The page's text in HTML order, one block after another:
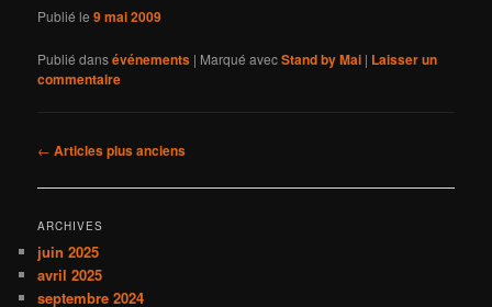
Publié le9 mai 2009
Publié dansévénements | Marqué avecStand by Mai | Laisser un
commentaire
Navigation
articles
← Articles plus anciens
ARCHIVES
juin 2025
avril 2025
septembre 2024